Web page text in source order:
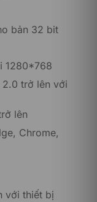
bản 32 bit
1280*768
trở lên với
lên
Chrome,
với thiết bị